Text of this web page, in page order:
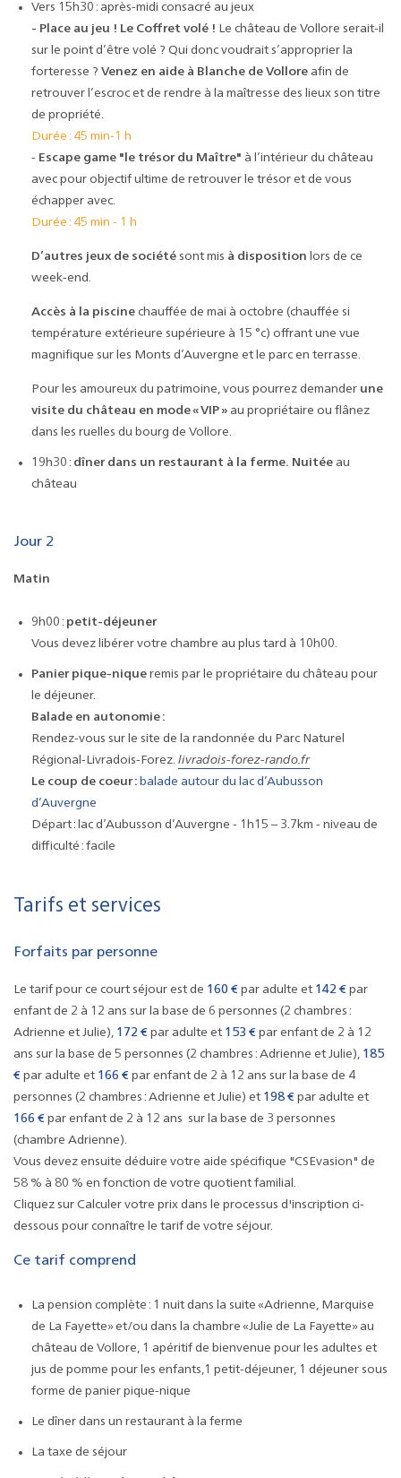
Vers 15h30 : après-midi consacré au jeux
- Place au jeu ! Le Coffret volé ! Le château de Vollore serait-il
sur le point d’être volé ? Qui donc voudrait s’approprier la
forteresse ? Venez en aide à Blanche de Vollore afin de
retrouver l’escroc et de rendre à la maîtresse des lieux son titre
de propriété.
Durée : 45 min-1 h
- Escape game "le trésor du Maître" à l’intérieur du château
avec pour objectif ultime de retrouver le trésor et de vous
échapper avec.
Durée : 45 min - 1 h
D’autres jeux de société sont mis à disposition lors de ce
week-end.
Accès à la piscine chauffée de mai à octobre (chauffée si
température extérieure supérieure à 15 °c) offrant une vue
magnifique sur les Monts d’Auvergne et le parc en terrasse.
Pour les amoureux du patrimoine, vous pourrez demander une
visite du château en mode « VIP » au propriétaire ou flânez
dans les ruelles du bourg de Vollore.
19h30 : dîner dans un restaurant à la ferme. Nuitée au
château
Jour 2
Matin
9h00 : petit-déjeuner
Vous devez libérer votre chambre au plus tard à 10h00.
Panier pique-nique remis par le propriétaire du château pour
le déjeuner.
Balade en autonomie :
Rendez-vous sur le site de la randonnée du Parc Naturel
Régional-Livradois-Forez. livradois-forez-rando.fr
Le coup de coeur : balade autour du lac d’Aubusson
d’Auvergne
Départ : lac d’Aubusson d’Auvergne - 1h15 – 3.7km - niveau de
difficulté : facile
Tarifs et services
Forfaits par personne
Le tarif pour ce court séjour est de 160 € par adulte et 142 € par
enfant de 2 à 12 ans sur la base de 6 personnes (2 chambres :
Adrienne et Julie), 172 € par adulte et 153 € par enfant de 2 à 12
ans sur la base de 5 personnes (2 chambres : Adrienne et Julie), 185
€ par adulte et 166 € par enfant de 2 à 12 ans sur la base de 4
personnes (2 chambres : Adrienne et Julie) et 198 € par adulte et
166 € par enfant de 2 à 12 ans sur la base de 3 personnes
(chambre Adrienne).
Vous devez ensuite déduire votre aide spécifique "CSEvasion" de
58 % à 80 % en fonction de votre quotient familial.
Cliquez sur Calculer votre prix dans le processus d'inscription ci-
dessous pour connaître le tarif de votre séjour.
Ce tarif comprend
La pension complète : 1 nuit dans la suite «Adrienne, Marquise
de La Fayette» et/ou dans la chambre «Julie de La Fayette» au
château de Vollore, 1 apéritif de bienvenue pour les adultes et
jus de pomme pour les enfants,1 petit-déjeuner, 1 déjeuner sous
forme de panier pique-nique
Le dîner dans un restaurant à la ferme
La taxe de séjour